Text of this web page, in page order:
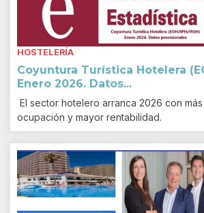
HOSTELERÍA
Coyuntura Turística Hotelera
Enero 2026. Datos...
El sector hotelero arranca 2026 con
ocupación y mayor rentabilidad.